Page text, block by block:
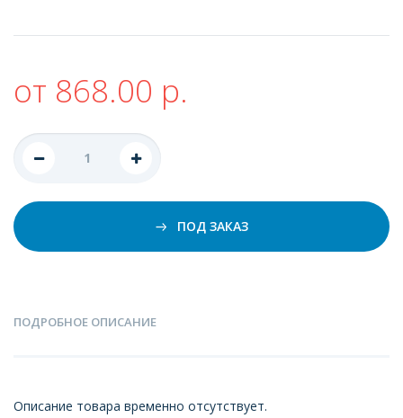
от 868.00 р.
ПОД ЗАКАЗ
ПОДРОБНОЕ ОПИСАНИЕ
Описание товара временно отсутствует.